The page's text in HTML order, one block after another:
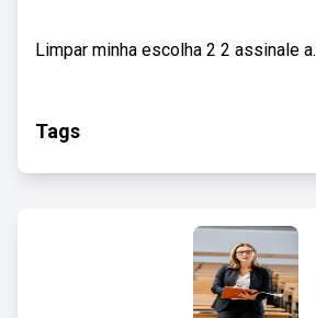
Limpar minha escolha 2 2 assinale a.
Tags